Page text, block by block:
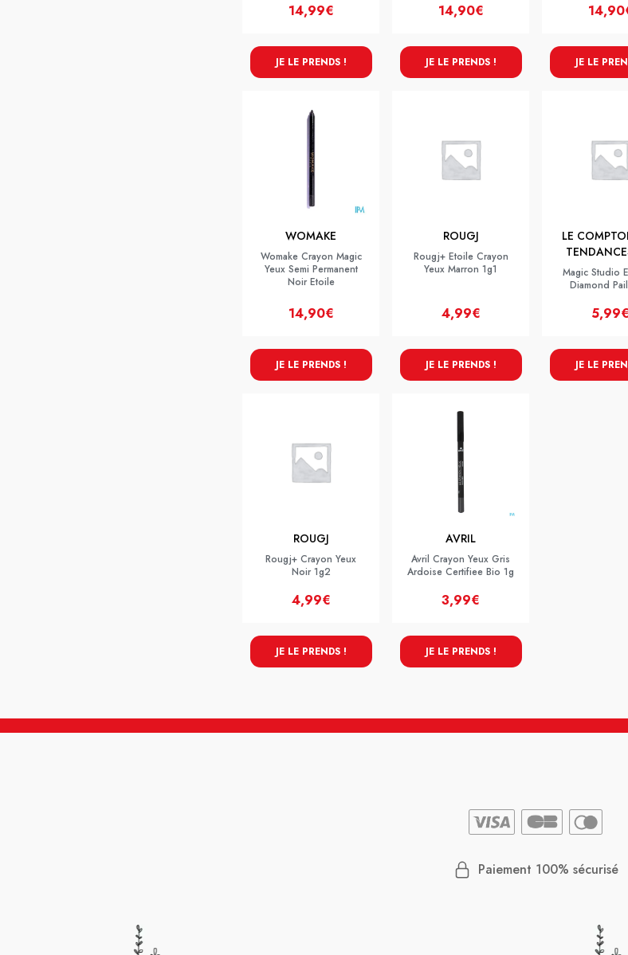
14,99€
JE LE PRENDS !
14,90€
JE LE PRENDS ! JE LE
WOMAKE
Womake Crayon Magic
Yeux Semi Permanent
Noir Etoile
14,90€
JE LE PRENDS !
ROUGJ
Rougj+ Etoile Crayon
Yeux Marron 1g1
4,99€
JE LE PRENDS !
LE
Magic Studio
Diamond
5,99€
JE LE
ROUGJ
Rougj+ Crayon Yeux
Noir 1g2
4,99€
JE LE PRENDS !
AVRIL
Avril Crayon Yeux Gris
Ardoise Certifiee Bio 1g
3,99€
JE LE PRENDS !
Paiement 100% sécurisé